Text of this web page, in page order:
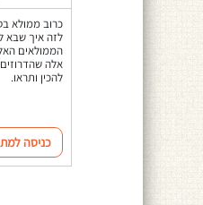
כרוב ממולא
לזה איך שבא
הממולאים
אלה
להכין ותראו.
כניסה